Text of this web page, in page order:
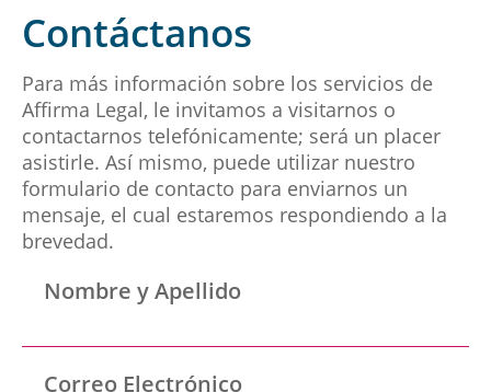
FEBRERO 20, 2023
ACTUALICESE.COM |
DEFENDERSE SI LE L...
Yilka Real, | Feb 22, 2023
Buen día, estimado equipo
Primero que todo para darles las gracias por su
excelente labor. Estamos muy agradecidos
especialmente con la Lic. María José Montañez que
Panamá
Contáctanos
Para más información sobre los servicios de
Affirma Legal, le invitamos a visitarnos o
contactarnos telefónicamente; será un placer
asistirle. Así mismo, puede utilizar nuestro
formulario de contacto para enviarnos un
mensaje, el cual estaremos respondiendo a la
brevedad.
Nombre y Apellido
Correo Electrónico